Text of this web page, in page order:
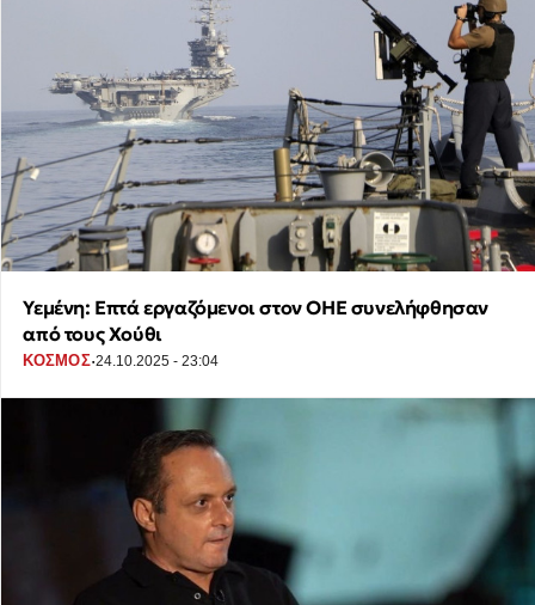
Υεμένη: Επτά εργαζόμενοι στον ΟΗΕ συνελήφθησαν
από τους Χούθι
ΚΟΣΜΟΣ·24.10.2025 - 23:04